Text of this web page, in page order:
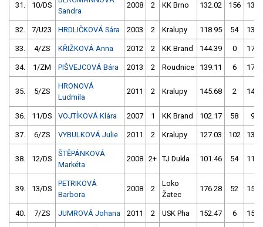
31. 10/DS
Sandra
2008 2 KK Brno 132.02 156
32. 7/U23 HRDLIČKOVÁ Sára 2003 2 Kralupy 118.95 54
33. 4/ZS KŘIŽKOVÁ Anna 2012 2 KK Brand 144.39 0
34. 1/ZM PIŠVEJCOVÁ Bára 2013 2 Roudnice 139.11 6
35. 5/ZS
HRONOVÁ
Ludmila
2011 2 Kralupy 145.68 2
36. 11/DS VOJTÍKOVÁ Klára 2007 1 KK Brand 102.17 58
37. 6/ZS VYBULKOVÁ Julie 2011 2 Kralupy 127.03 102
38. 12/DS
ŠTĚPÁNKOVÁ
Markéta
2008 2+ TJ Dukla 101.46 54
39. 13/DS
PETRIKOVÁ
Barbora
2008 2
Loko
Žatec
176.28 52
40. 7/ZS JUMROVÁ Johana 2011 2 USK Pha 152.47 6